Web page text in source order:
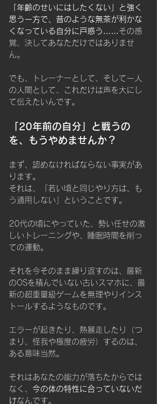
「年齢のせいにはしたくない」と強く
思う一方で、昔のような無茶が利かな
くなっている自分に戸惑う
……その感
覚、決してあなただけではありませ
ん。
でも、トレーナーとして、そして一人
の人間として、これだけは声を大にし
て伝えたいんです。
「20年前の自分」と戦うの
を、もうやめませんか？
まず、認めなければならない事実があ
ります。
それは、「若い頃と同じやり方は、も
う通用しない」ということです。
20代の頃にやっていた、勢い任せの激
しいトレーニングや、睡眠時間を削っ
ての運動。
それを今そのまま繰り返すのは、最新
のOSを積んでいない古いスマホに、最
新の超重量級ゲームを無理やりインス
トールするようなものです。
エラーが起きたり、熱暴走したり（つ
まり、怪我や極度の疲労）するのは、
ある意味当然。
それはあなたの能力が落ちたからでは
なく、 今の体の特性に合っていないだ
けなんです。